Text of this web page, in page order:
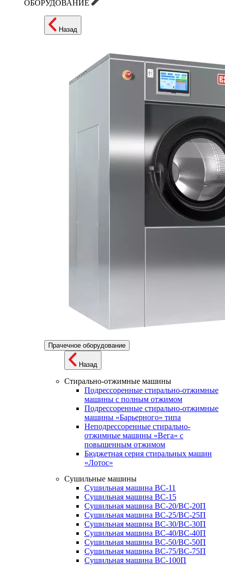
ОБОРУДОВАНИЕ
Назад
Прачечное оборудование
Назад
Стирально-отжимные машины
Подрессоренные стирально-отжимные
машины с полным отжимом
Подрессоренные стирально-отжимные
машины «Барьерного» типа
Неподрессоренные стирально-
отжимные машины «Вега» с
повышенным отжимом
Бюджетная серия стиральных машин
«Лотос»
Сушильные машины
Сушильная машина ВС-11
Сушильная машина ВС-15
Сушильная машина ВС-20/ВС-20П
Сушильная машина ВС-25/ВС-25П
Сушильная машина ВС-30/ВС-30П
Сушильная машина ВС-40/ВС-40П
Сушильная машина ВС-50/ВС-50П
Сушильная машина ВС-75/ВС-75П
Сушильная машина ВС-100П